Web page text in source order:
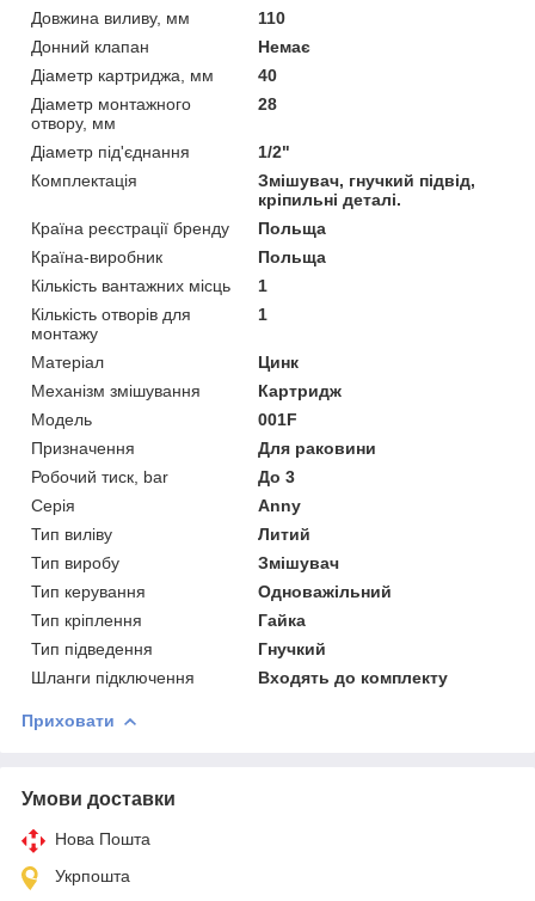
Довжина виливу, мм
110
Донний клапан
Немає
Діаметр картриджа, мм
40
Діаметр монтажного
отвору, мм
28
Діаметр під'єднання
1/2"
Комплектація
Змішувач, гнучкий підвід,
кріпильні деталі.
Країна реєстрації бренду
Польща
Країна-виробник
Польща
Кількість вантажних місць
1
Кількість отворів для
монтажу
1
Матеріал
Цинк
Механізм змішування
Картридж
Мoдель
001F
Призначення
Для раковини
Робочий тиск, bar
До 3
Серія
Anny
Тип виліву
Литий
Тип виробу
Змішувач
Тип керування
Одноважільний
Тип кріплення
Гайка
Тип підведення
Гнучкий
Шланги підключення
Входять до комплекту
Приховати
Умови доставки
Нова Пошта
Укрпошта